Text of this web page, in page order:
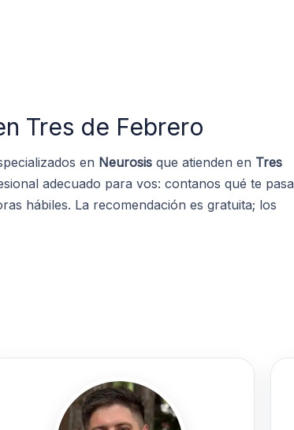
Tres de Febrero
en Neurosis que atienden en Tres
adecuado para vos: contanos qué te pasa
hábiles. La recomendación es gratuita; los